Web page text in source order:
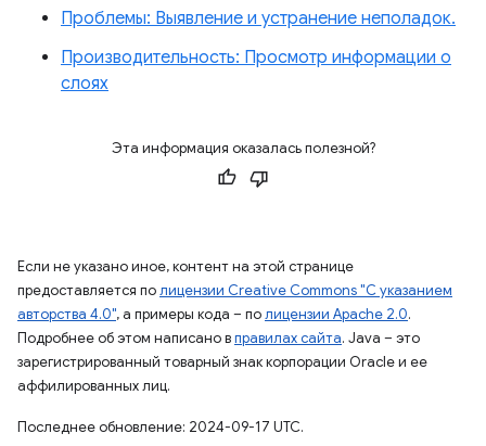
Проблемы: Выявление и устранение неполадок.
Производительность: Просмотр информации о
слоях
Эта информация оказалась полезной?
Если не указано иное, контент на этой странице
предоставляется полицензии Creative Commons "С указанием
авторства 4.0", а примеры кода – полицензии Apache 2.0.
Подробнее об этом написано вправилах сайта. Java – это
зарегистрированный товарный знак корпорации Oracle и ее
аффилированных лиц.
Последнее обновление: 2024-09-17 UTC.